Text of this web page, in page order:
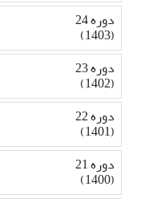
دوره 24
(1403)
دوره 23
(1402)
دوره 22
(1401)
دوره 21
(1400)